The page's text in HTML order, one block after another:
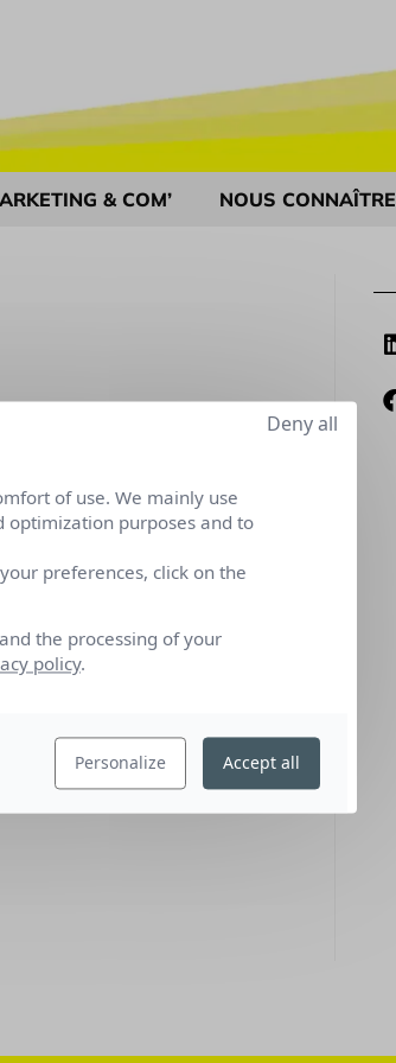
& COM’ NOUS CONNAÎTRE
of use. We mainly use
purposes and to
preferences, click on the
the processing of your
policy.
Personalize
Deny all
Accept all